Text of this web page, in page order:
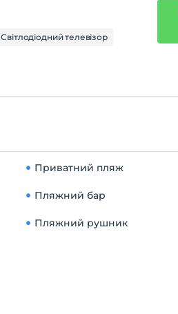
Світлодіодний телевізор
Приватний пляж
Пляжний бар
Пляжний рушник